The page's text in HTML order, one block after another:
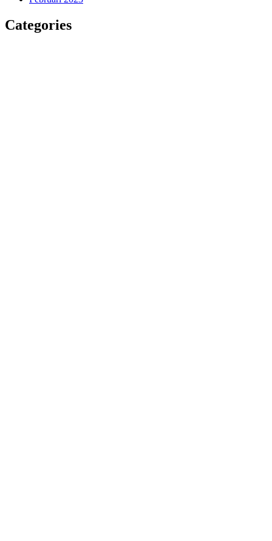
Categories